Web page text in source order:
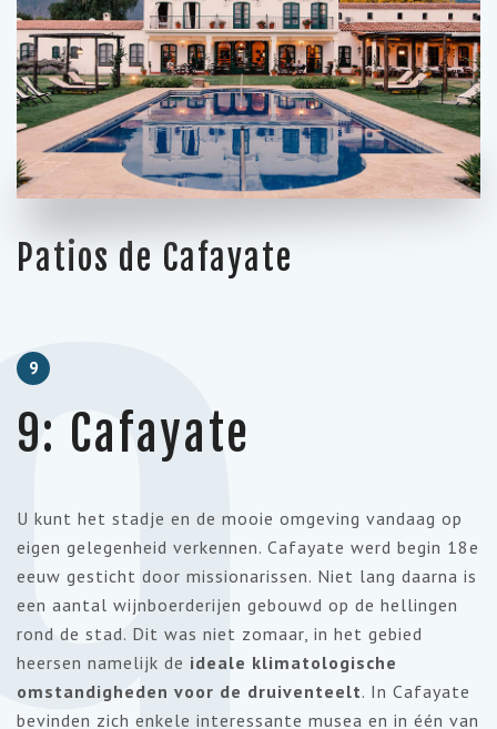
Patios de Cafayate
9
9: Cafayate
U kunt het stadje en de mooie omgeving vandaag op
eigen gelegenheid verkennen. Cafayate werd begin 18e
eeuw gesticht door missionarissen. Niet lang daarna is
een aantal wijnboerderijen gebouwd op de hellingen
rond de stad. Dit was niet zomaar, in het gebied
heersen namelijk de ideale klimatologische
omstandigheden voor de druiventeelt. In Cafayate
bevinden zich enkele interessante musea en in één van